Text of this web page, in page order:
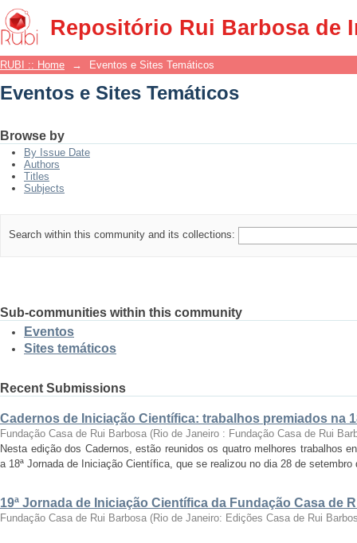
Repositório Rui Barbosa de
Eventos e Sites Temáticos
RUBI :: Home → Eventos e Sites Temáticos
Eventos e Sites Temáticos
Browse by
By Issue Date
Authors
Titles
Subjects
Search within this community and its collections:
Sub-communities within this community
Eventos
Sites temáticos
Recent Submissions
Cadernos de Iniciação Científica: trabalhos premiados na
Fundação Casa de Rui Barbosa (Rio de Janeiro : Fundação Casa de Rui
Nesta edição dos Cadernos, estão reunidos os quatro melhores trabalhos
a 18ª Jornada de Iniciação Científica, que se realizou no dia 28 de
19ª Jornada de Iniciação Científica da Fundação Casa de
Fundação Casa de Rui Barbosa (Rio de Janeiro: Edições Casa de Rui